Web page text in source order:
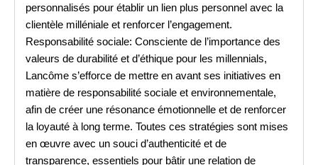
personnalisés pour établir un lien plus personnel avec la
clientèle milléniale et renforcer l’engagement.
Responsabilité sociale: Consciente de l’importance des
valeurs de durabilité et d’éthique pour les millennials,
Lancôme s’efforce de mettre en avant ses initiatives en
matière de responsabilité sociale et environnementale,
afin de créer une résonance émotionnelle et de renforcer
la loyauté à long terme. Toutes ces stratégies sont mises
en œuvre avec un souci d’authenticité et de
transparence, essentiels pour bâtir une relation de